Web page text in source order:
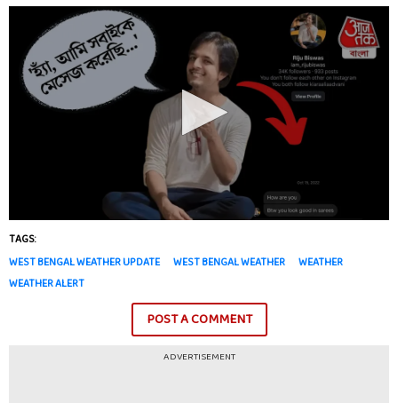
TAGS:
WEST BENGAL WEATHER UPDATE
WEST BENGAL WEATHER
WEATHER
WEATHER ALERT
POST A COMMENT
ADVERTISEMENT